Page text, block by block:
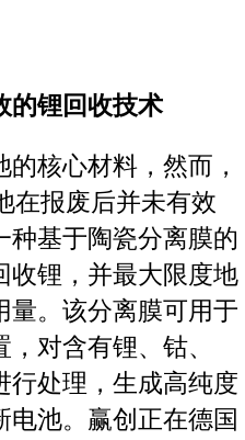
的锂回收技术
核心材料，然而，
在报废后并未有效
种基于陶瓷分离膜的
收锂，并最大限度地
量。该分离膜可用于
对含有锂、钴、
行处理，生成高纯度
池。赢创正在德国